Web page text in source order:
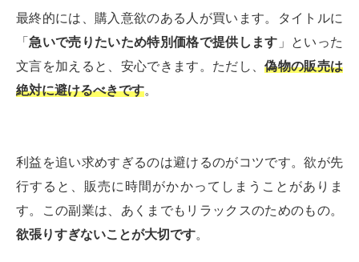
最終的には、購入意欲のある人が買います。タイトルに
「急いで売りたいため特別価格で提供します 」といった
文言を加えると、安心できます。ただし、偽物の販売は
絶対に避けるべきです。
利益を追い求めすぎるのは避けるのがコツです。欲が先
行すると、販売に時間がかかってしまうことがありま
す。この副業は、あくまでもリラックスのためのもの。
欲張りすぎないことが大切です。